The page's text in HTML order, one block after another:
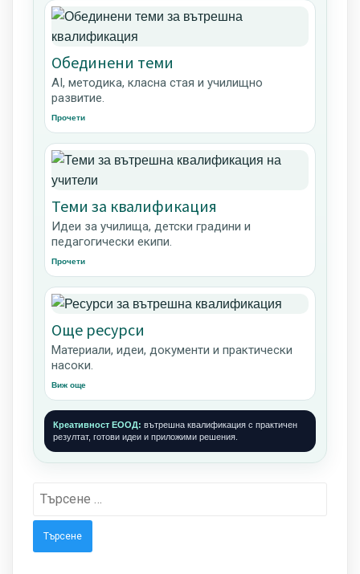
Обединени теми
AI, методика, класна стая и училищно
развитие.
Прочети
Теми за квалификация
Идеи за училища, детски градини и
педагогически екипи.
Прочети
Още ресурси
Материали, идеи, документи и практически
насоки.
Виж още
Креативност ЕООД: вътрешна квалификация с практичен
резултат, готови идеи и приложими решения.
Търсене